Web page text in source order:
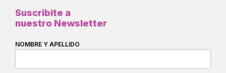
Suscribite a
nuestro Newsletter
NOMBRE Y APELLIDO